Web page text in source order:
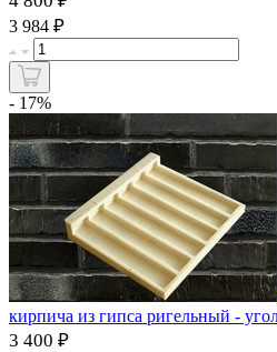
3 984 ₽
- 17%
кирпича из гипса ригельный -
3 400 ₽